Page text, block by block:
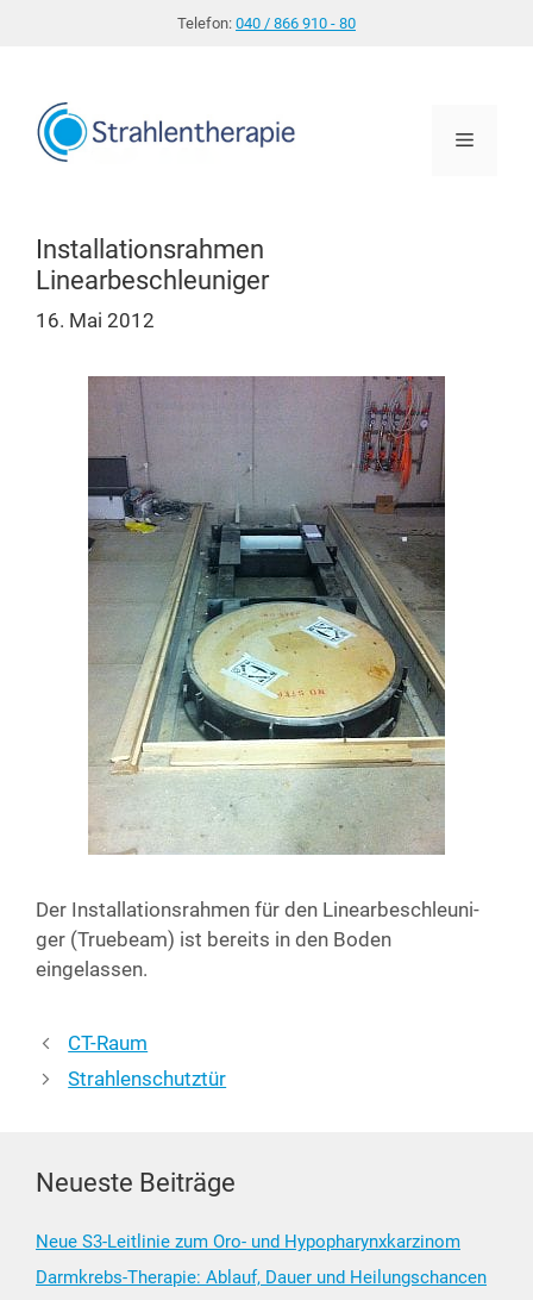
Telefon: 040 / 866 910 - 80
Menü
Installationsrahmen
Linearbeschleuniger
16. Mai 2012
Der Instal­la­ti­ons­rah­men für den Line­ar­be­schleu­ni­
ger (True­beam) ist bereits in den Boden
eingelassen.
CT-Raum
Strahlenschutztür
Neueste Beiträge
Neue S3-Leitlinie zum Oro- und Hypopharynxkarzinom
Darmkrebs-Therapie: Ablauf, Dauer und Heilungschancen